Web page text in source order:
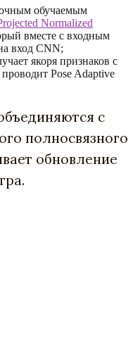
обучаемым
Normalized
вместе с входным
вход CNN;
якоря признаков с
Pose Adaptive
с
полносвязного
обновление